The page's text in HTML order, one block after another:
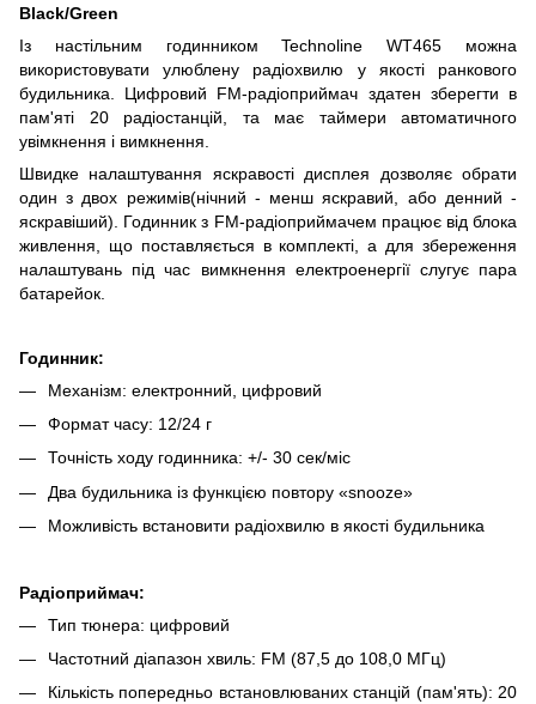
Black/Green
Із настільним годинником Technoline WT465 можна
використовувати улюблену радіохвилю у якості ранкового
будильника. Цифровий FM-радіоприймач здатен зберегти в
пам'яті 20 радіостанцій, та має таймери автоматичного
увімкнення і вимкнення.
Швидке налаштування яскравості дисплея дозволяє обрати
один з двох режимів(нічний - менш яскравий, або денний -
яскравіший). Годинник з FM-радіоприймачем працює від блока
живлення, що поставляється в комплекті, а для збереження
налаштувань під час вимкнення електроенергії слугує пара
батарейок.
Годинник:
Механізм: електронний, цифровий
Формат часу: 12/24 г
Точність ходу годинника: +/- 30 сек/міс
Два будильника із функцією повтору «snooze»
Можливість встановити радіохвилю в якості будильника
Радіоприймач:
Тип тюнера: цифровий
Частотний діапазон хвиль: FM (87,5 до 108,0 МГц)
Кількість попередньо встановлюваних станцій (пам'ять): 20